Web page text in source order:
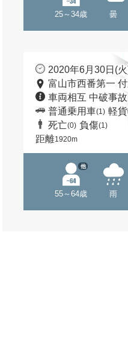
25～34歳 曇
2020年6月30日(
富山市西番第一
車両相互 中破事故
普通乗用車(1) 軽
死亡(0) 負傷(1)
距離1920m
55～64歳
他
雨